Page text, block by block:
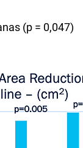
(p = 0,047)